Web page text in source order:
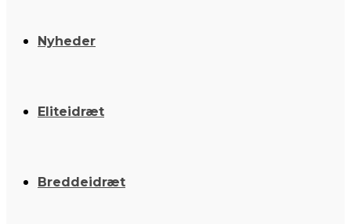
Nyheder
Eliteidræt
Breddeidræt